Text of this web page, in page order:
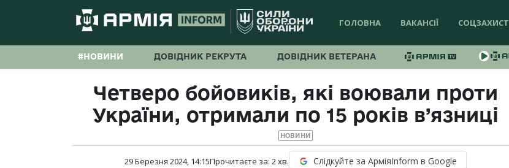
ГОЛОВНА ВАКАНСІЇ СОЦЗАХИСТ
#НОВИНИ ДОВІДНИК РЕКРУТА ДОВІДНИК ВЕТЕРАНА
Четверо бойовиків, які воювали проти
України, отримали по 15 років в’язниці
НОВИНИ
29 Березня 2024, 14:15Прочитаєте за: 2хв. Слідкуйте за АрміяInform в Google